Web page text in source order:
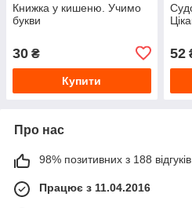
Книжка у кишеню. Учимо
букви
30 ₴
Купити
52
Про нас
98% позитивних з 188 відгуків
Працює з 11.04.2016